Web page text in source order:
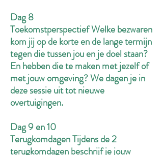
Dag 8
Toekomstperspectief Welke bezwaren
kom jij op de korte en de lange termijn
tegen die tussen jou en je doel staan?
En hebben die te maken met jezelf of
met jouw omgeving? We dagen je in
deze sessie uit tot nieuwe
overtuigingen.
Dag 9 en 10
Terugkomdagen Tijdens de 2
terugkomdagen beschrijf je jouw